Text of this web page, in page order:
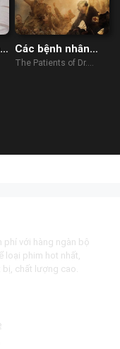
Các bệnh nhân
của bác sĩ García
The Patients of Dr.